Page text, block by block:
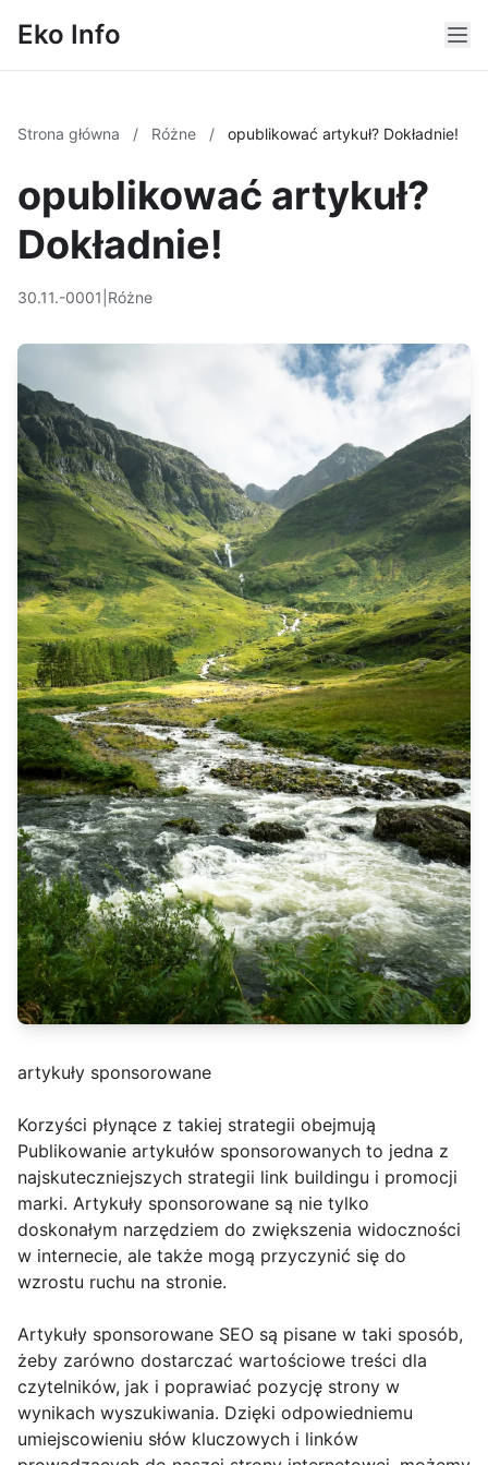
Eko Info
Strona główna / Różne / opublikować artykuł? Dokładnie!
opublikować artykuł?
Dokładnie!
30.11.-0001 Różne
artykuły sponsorowane
Korzyści płynące z takiej strategii obejmują
Publikowanie artykułów sponsorowanych to jedna z
najskuteczniejszych strategii link buildingu i promocji
marki. Artykuły sponsorowane są nie tylko
doskonałym narzędziem do zwiększenia widoczności
w internecie, ale także mogą przyczynić się do
wzrostu ruchu na stronie.
Artykuły sponsorowane SEO są pisane w taki sposób,
żeby zarówno dostarczać wartościowe treści dla
czytelników, jak i poprawiać pozycję strony w
wynikach wyszukiwania. Dzięki odpowiedniemu
umiejscowieniu słów kluczowych i linków